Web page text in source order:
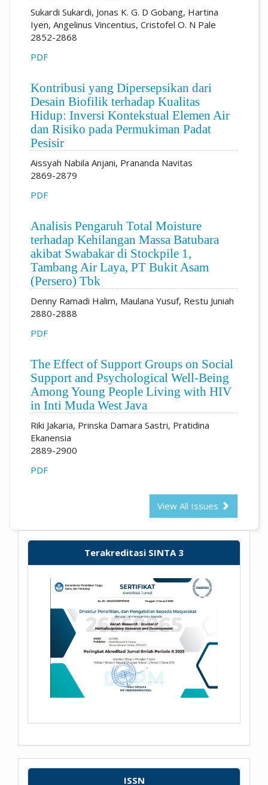
Sukardi Sukardi, Jonas K. G. D Gobang, Hartina
Iyen, Angelinus Vincentius, Cristofel O. N Pale
2852-2868
PDF
Kontribusi yang Dipersepsikan dari
Desain Biofilik terhadap Kualitas
Hidup: Inversi Kontekstual Elemen Air
dan Risiko pada Permukiman Padat
Pesisir
Aissyah Nabila Anjani, Prananda Navitas
2869-2879
PDF
Analisis Pengaruh Total Moisture
terhadap Kehilangan Massa Batubara
akibat Swabakar di Stockpile 1,
Tambang Air Laya, PT Bukit Asam
(Persero) Tbk
Denny Ramadi Halim, Maulana Yusuf, Restu Juniah
2880-2888
PDF
The Effect of Support Groups on Social
Support and Psychological Well-Being
Among Young People Living with HIV
in Inti Muda West Java
Riki Jakaria, Prinska Damara Sastri, Pratidina
Ekanensia
2889-2900
PDF
View All Issues
Terakreditasi SINTA 3
ISSN